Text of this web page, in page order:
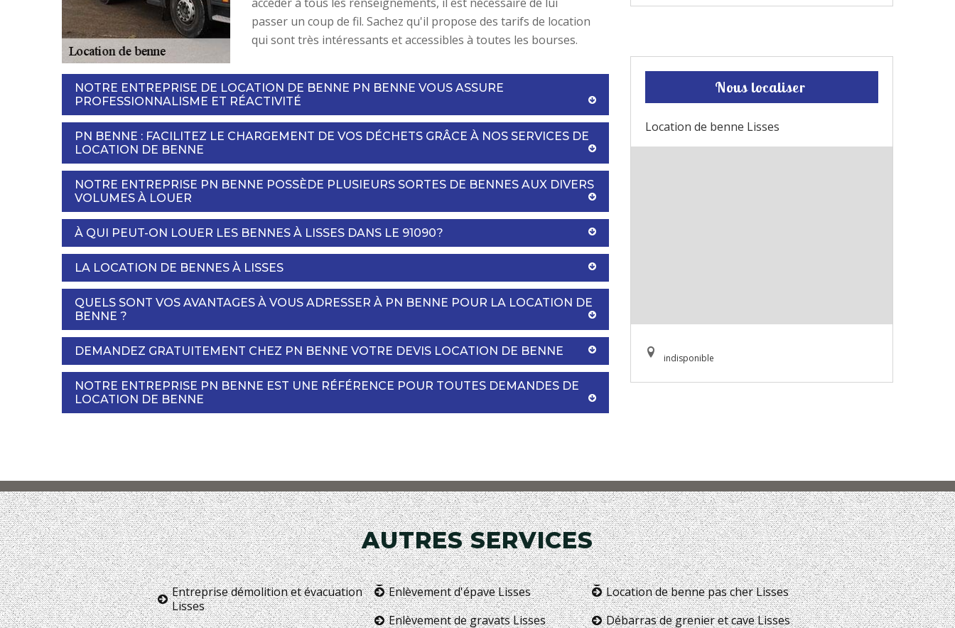
passer un coup de fil. Sachez qu'il propose des tarifs de location
qui sont très intéressants et accessibles à toutes les bourses.
NOTRE ENTREPRISE DE LOCATION DE BENNE PN BENNE VOUS ASSURE
PROFESSIONNALISME ET RÉACTIVITÉ
PN BENNE : FACILITEZ LE CHARGEMENT DE VOS DÉCHETS GRÂCE À NOS SERVICES DE
LOCATION DE BENNE
NOTRE ENTREPRISE PN BENNE POSSÈDE PLUSIEURS SORTES DE BENNES AUX DIVERS
VOLUMES À LOUER
À QUI PEUT-ON LOUER LES BENNES À LISSES DANS LE 91090?
LA LOCATION DE BENNES À LISSES
QUELS SONT VOS AVANTAGES À VOUS ADRESSER À PN BENNE POUR LA LOCATION DE
BENNE ?
DEMANDEZ GRATUITEMENT CHEZ PN BENNE VOTRE DEVIS LOCATION DE BENNE
NOTRE ENTREPRISE PN BENNE EST UNE RÉFÉRENCE POUR TOUTES DEMANDES DE
LOCATION DE BENNE
Nous localiser
Location de benne Lisses
indisponible
AUTRES SERVICES
Entreprise démolition et évacuation
Lisses
Enlèvement d'épave Lisses
Enlèvement de gravats Lisses
Location de benne pas cher Lisses
Débarras de grenier et cave Lisses